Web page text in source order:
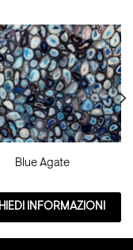
Blue Agate
INFORMAZIONI